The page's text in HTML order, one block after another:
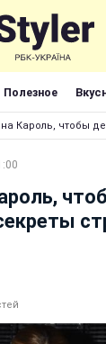
Полезное
Кароль, чтобы